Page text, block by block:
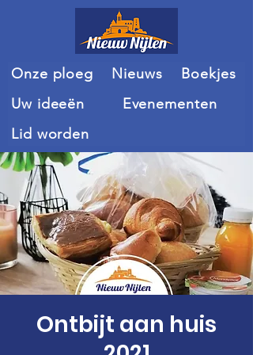
Onze ploeg Nieuws
Boekjes
Uw ideeën
Evenementen
Lid worden
Ontbijt aan huis